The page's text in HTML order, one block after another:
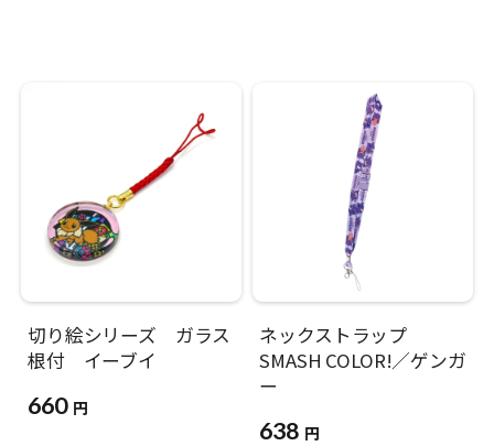
切り絵シリーズ ガラス
根付 イーブイ
660 円
ネックストラップ
SMASH COLOR!／ゲンガ
ー
638 円